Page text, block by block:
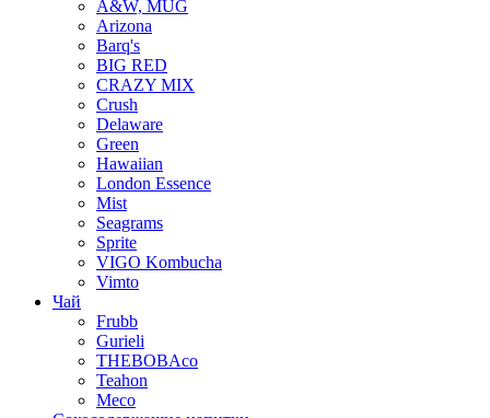
A&W, MUG
Arizona
Barq's
BIG RED
CRAZY MIX
Crush
Delaware
Green
Hawaiian
London Essence
Mist
Seagrams
Sprite
VIGO Kombucha
Vimto
Чай
Frubb
Gurieli
THEBOBAco
Teahon
Meco